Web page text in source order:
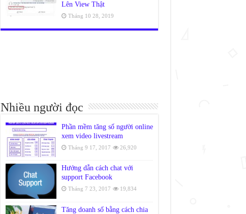
Lên View Thật
Tháng 10 28, 2019
Nhiều người đọc
Phần mềm tăng số người online
xem video livestream
Tháng 9 17, 2017 26,920
Hướng dẫn cách chat với
support Facebook
Tháng 7 23, 2017 19,834
Tăng doanh số bằng cách chia